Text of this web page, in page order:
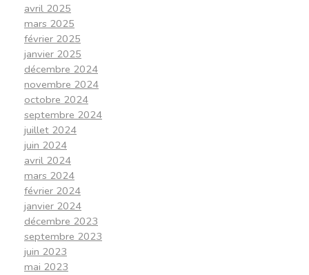
avril 2025
mars 2025
février 2025
janvier 2025
décembre 2024
novembre 2024
octobre 2024
septembre 2024
juillet 2024
juin 2024
avril 2024
mars 2024
février 2024
janvier 2024
décembre 2023
septembre 2023
juin 2023
mai 2023